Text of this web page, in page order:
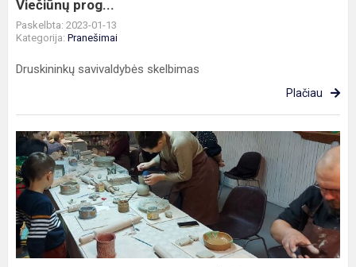
Viečiūnų prog...
Paskelbta: 2023-01-13
Kategorija: Pranešimai
Druskininkų savivaldybės skelbimas
Plačiau
Progimnazijos
mokytojai
rinkosi
į
kūrybines
dirbtuves